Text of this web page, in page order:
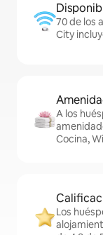
70 de los
City
A los
Cocina,
Los